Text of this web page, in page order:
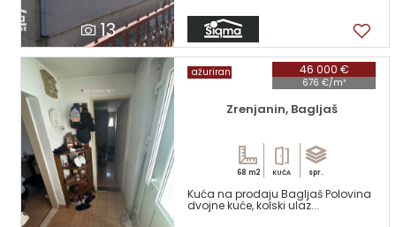
13
46 000 €
676 €/m²
ažuriran
Zrenjanin, Bagljaš
68 m2 KUĆA spr.
Kuća na prodaju Bagljaš Polovina
dvojne kuće, kolski ulaz...